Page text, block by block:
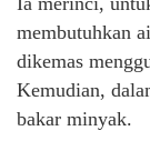
membutuhkan
dikemas
Kemudian,
bakar minyak.